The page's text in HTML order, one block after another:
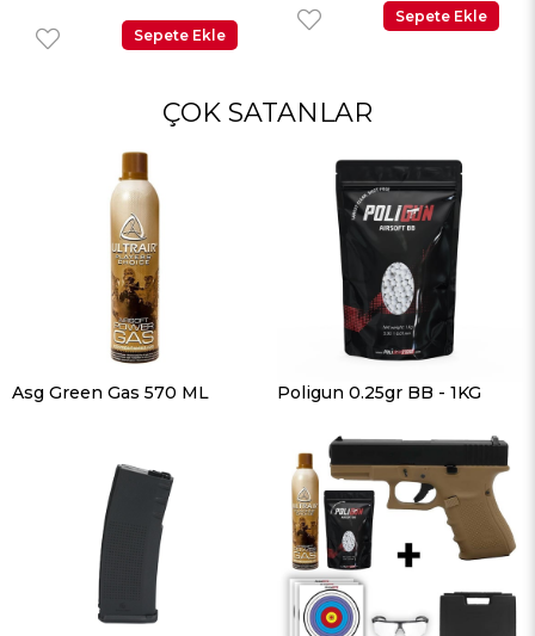
Sepete Ekle
Sepete Ekle
ÇOK SATANLAR
Asg Green Gas 570 ML Poligun 0.25gr BB - 1KG